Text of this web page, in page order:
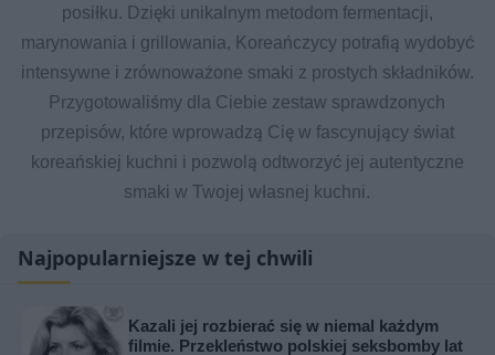
posiłku. Dzięki unikalnym metodom fermentacji,
marynowania i grillowania, Koreańczycy potrafią wydobyć
intensywne i zrównoważone smaki z prostych składników.
Przygotowaliśmy dla Ciebie zestaw sprawdzonych
przepisów, które wprowadzą Cię w fascynujący świat
koreańskiej kuchni i pozwolą odtworzyć jej autentyczne
smaki w Twojej własnej kuchni.
Najpopularniejsze w tej chwili
Kazali jej rozbierać się w niemal każdym
filmie. Przekleństwo polskiej seksbomby lat